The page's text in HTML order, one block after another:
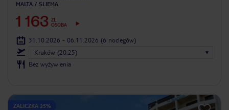
MALTA SLIEMA
1 163 ZŁ
OSOBA
31.10.2026 - 06.11.2026 (6 noclegów)
Kraków (20:25)
Bez wyżywienia
ZALICZKA 25%